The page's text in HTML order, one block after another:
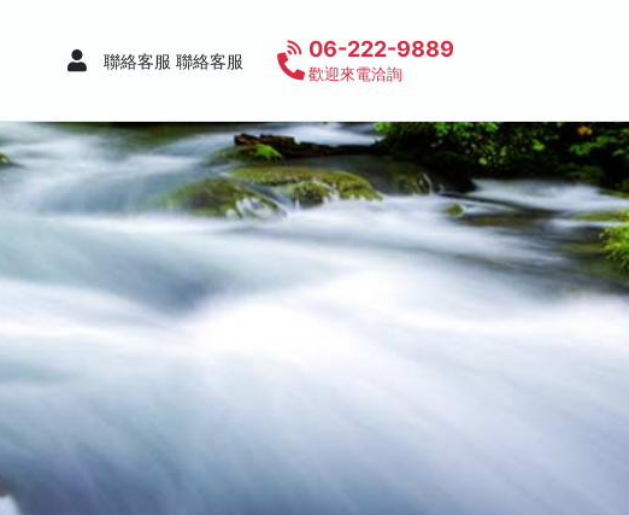
聯絡客服 聯絡客服 06-222-9889
歡迎來電洽詢